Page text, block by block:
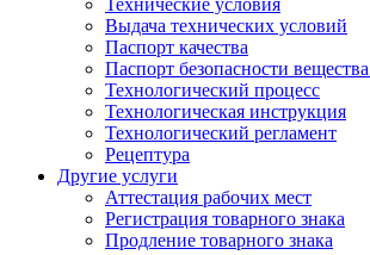
Технические условия
Выдача технических условий
Паспорт качества
Паспорт безопасности вещества
Технологический процесс
Технологическая инструкция
Технологический регламент
Рецептура
Другие услуги
Аттестация рабочих мест
Регистрация товарного знака
Продление товарного знака